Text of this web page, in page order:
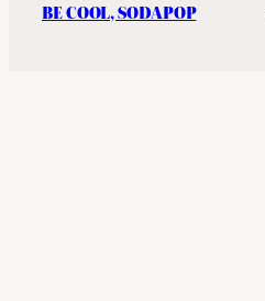
BE COOL, SODAPOP